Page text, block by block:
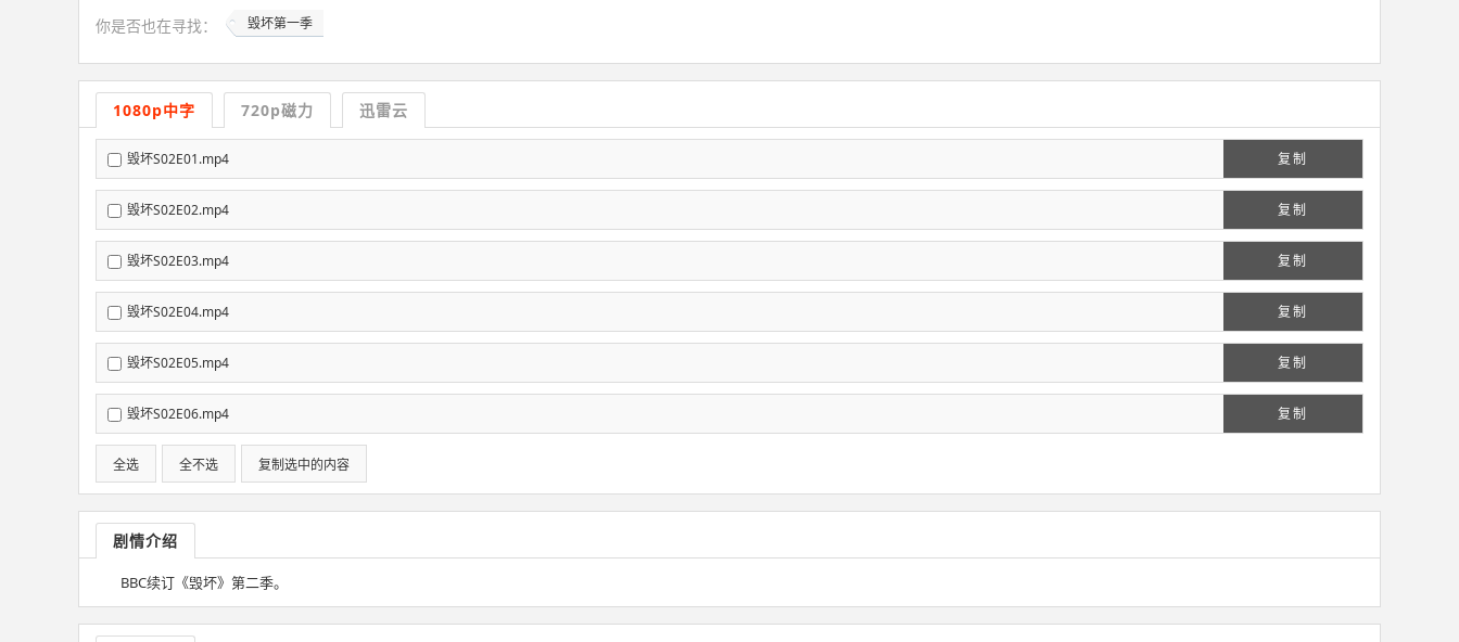
你是否也在寻找： 毁坏第一季
1080p中字 720p磁力 迅雷云
复制
毁坏S02E01.mp4
复制
毁坏S02E02.mp4
复制
毁坏S02E03.mp4
复制
毁坏S02E04.mp4
复制
毁坏S02E05.mp4
复制
毁坏S02E06.mp4
全选 全不选 复制选中的内容
剧情介绍
BBC续订《毁坏》第二季。